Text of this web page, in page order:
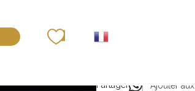
Ajouter
Partager